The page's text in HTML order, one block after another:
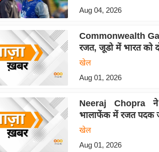
Aug 04, 2026
Commonwealth
रजत, जूडो में भारत को
खेल
Aug 01, 2026
Neeraj Chopra
भालाफेंक में रजत पदक
खेल
Aug 01, 2026